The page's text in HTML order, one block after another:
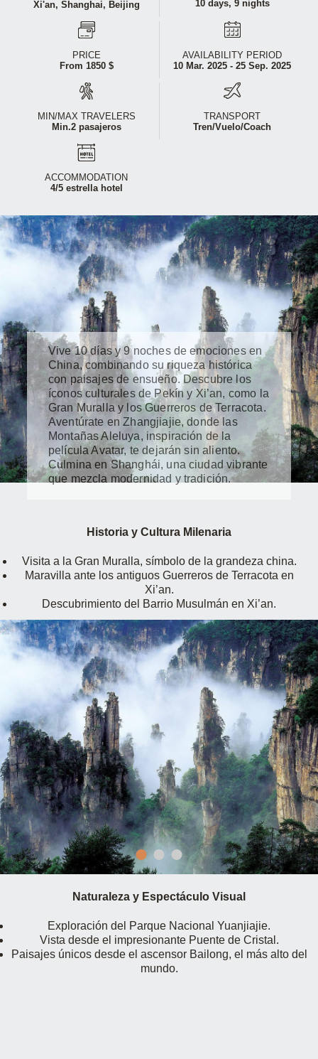
Xi'an, Shanghai, Beijing
10 days, 9 nights
PRICE
From 1850 $
AVAILABILITY PERIOD
10 Mar. 2025 - 25 Sep. 2025
MIN/MAX TRAVELERS
Min.2 pasajeros
TRANSPORT
Tren/Vuelo/Coach
ACCOMMODATION
4/5 estrella hotel
Vive 10 días y 9 noches de emociones en
China, combinando su riqueza histórica
con paisajes de ensueño. Descubre los
íconos culturales de Pekín y Xi’an, como la
Gran Muralla y los Guerreros de Terracota.
Aventúrate en Zhangjiajie, donde las
Montañas Aleluya, inspiración de la
película Avatar, te dejarán sin aliento.
Culmina en Shanghái, una ciudad vibrante
que mezcla modernidad y tradición.
Historia y Cultura Milenaria
Visita a la Gran Muralla, símbolo de la grandeza china.
Maravilla ante los antiguos Guerreros de Terracota en
Xi’an.
Descubrimiento del Barrio Musulmán en Xi’an.
Naturaleza y Espectáculo Visual
Exploración del Parque Nacional Yuanjiajie.
Vista desde el impresionante Puente de Cristal.
Paisajes únicos desde el ascensor Bailong, el más alto del
mundo.